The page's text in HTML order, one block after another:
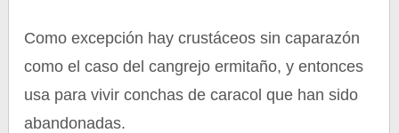
Como excepción hay crustáceos sin caparazón
como el caso del cangrejo ermitaño, y entonces
usa para vivir conchas de caracol que han sido
abandonadas.